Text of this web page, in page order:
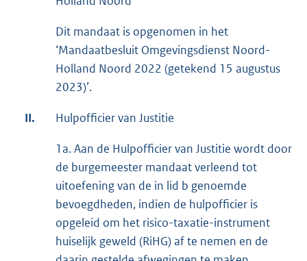
Dit mandaat is opgenomen in het
‘Mandaatbesluit Omgevingsdienst Noord-
Holland Noord 2022 (getekend 15 augustus
2023)’.
II. Hulpofficier van Justitie
1a. Aan de Hulpofficier van Justitie wordt door
de burgemeester mandaat verleend tot
uitoefening van de in lid b genoemde
bevoegdheden, indien de hulpofficier is
opgeleid om het risico-taxatie-instrument
huiselijk geweld (RiHG) af te nemen en de